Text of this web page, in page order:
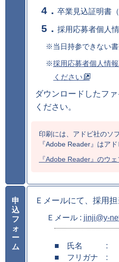
卒業見込証明書
採用応募者個人
※当日持参できない書
※採用応募者個人情
ください。
ダウンロードしたフ
ください。
印刷には、アドビ社のソ
『Adobe Reader』はア
『Adobe Reader』のウ
申
込
フ
ォ
ー
ム
Ｅメールにて、採用
Ｅメール : jinji@y-
■　氏名　　　:
■　フリガナ　: